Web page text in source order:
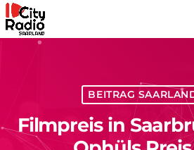
BEITRAG
Filmpreis in